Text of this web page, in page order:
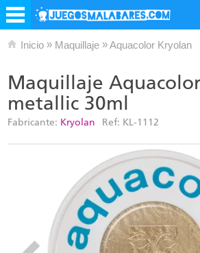
Inicio » Maquillaje »Aquacolor Kryolan
Maquillaje
metallic 30ml
Fabricante: Kryolan Ref: KL-1112